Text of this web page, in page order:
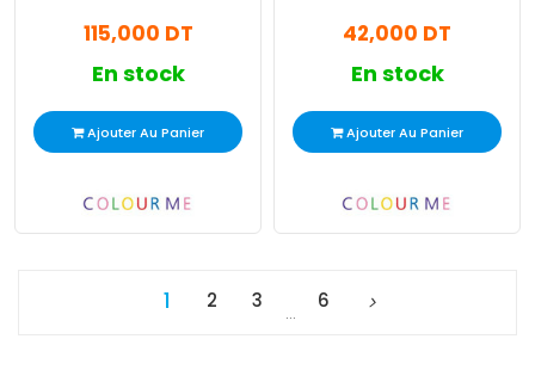
115,000 DT
En stock
Ajouter Au Panier
42,000 DT
En stock
Ajouter Au Panier
1 2 3
…
6